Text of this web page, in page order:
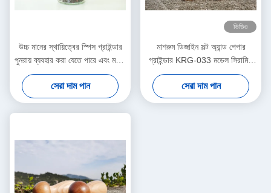
উচ্চ মানের স্থায়িত্বের স্পিস গ্রাইন্ডার
পুনরায় ব্যবহার করা যেতে পারে এবং মশলা
দিয়ে ভরাট করা যেতে পারে
সেরা দাম পান
ভিডিও
মাশরুম ডিজাইন সল্ট অ্যান্ড পেপার
গ্রাইন্ডার KRG-033 মডেল সিরামিক
কোর & কাঠের জার
সেরা দাম পান